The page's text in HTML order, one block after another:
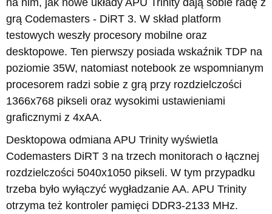
na nim, jak nowe układy APU Trinity dają sobie radę z
grą Codemasters - DiRT 3. W skład platform
testowych weszły procesory mobilne oraz
desktopowe. Ten pierwszy posiada wskaźnik TDP na
poziomie 35W, natomiast notebook ze wspomnianym
procesorem radzi sobie z grą przy rozdzielczości
1366x768 pikseli oraz wysokimi ustawieniami
graficznymi z 4xAA.
Desktopowa odmiana APU Trinity wyświetla
Codemasters DiRT 3 na trzech monitorach o łącznej
rozdzielczości 5040x1050 pikseli. W tym przypadku
trzeba było wyłączyć wygładzanie AA. APU Trinity
otrzyma też kontroler pamięci DDR3-2133 MHz.